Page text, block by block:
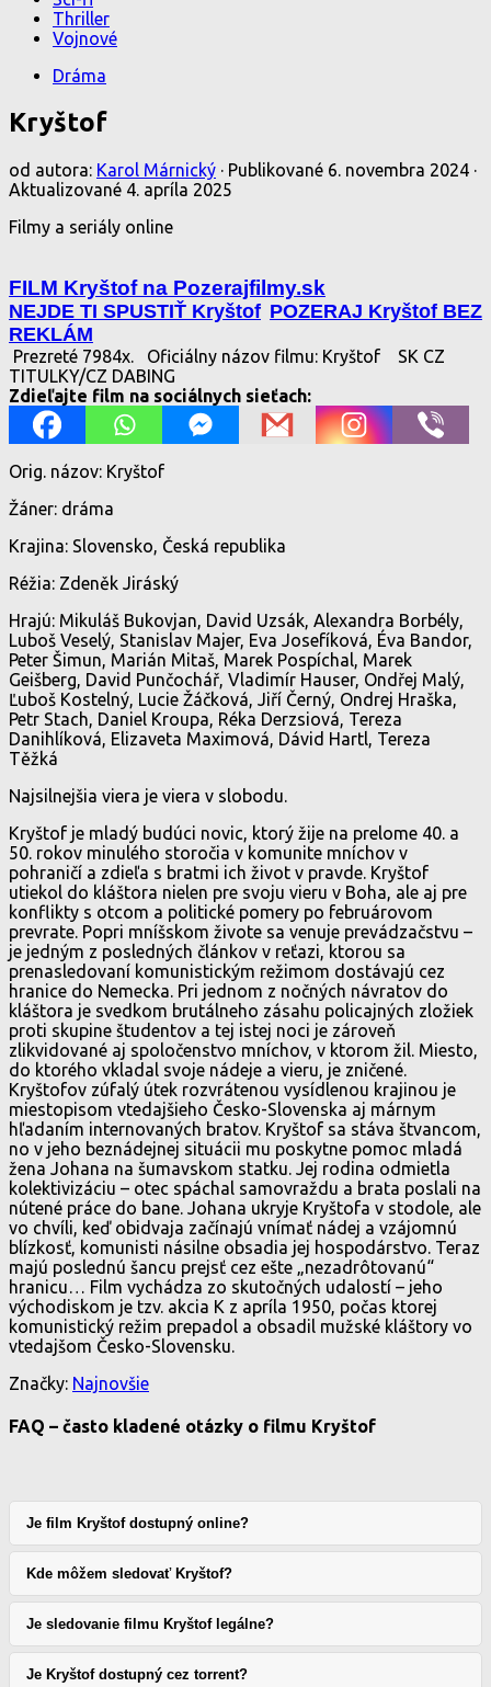
Thriller
Vojnové
Dráma
Kryštof
od autora: Karol Márnický · Publikované 6. novembra 2024 ·
Aktualizované 4. apríla 2025
Filmy a seriály online
FILM Kryštof na Pozerajfilmy.sk
NEJDE TI SPUSTIŤ Kryštof POZERAJ Kryštof BEZ
REKLÁM
Prezreté 7984x. Oficiálny názov filmu: Kryštof
SK CZ
TITULKY/CZ DABING
Zdieľajte film na sociálnych sieťach:
Orig. názov: Kryštof
Žáner: dráma
Krajina: Slovensko, Česká republika
Réžia: Zdeněk Jiráský
Hrajú: Mikuláš Bukovjan, David Uzsák, Alexandra Borbély,
Luboš Veselý, Stanislav Majer, Eva Josefíková, Éva Bandor,
Peter Šimun, Marián Mitaš, Marek Pospíchal, Marek
Geišberg, David Punčochář, Vladimír Hauser, Ondřej Malý,
Ľuboš Kostelný, Lucie Žáčková, Jiří Černý, Ondrej Hraška,
Petr Stach, Daniel Kroupa, Réka Derzsiová, Tereza
Danihlíková, Elizaveta Maximová, Dávid Hartl, Tereza
Těžká
Najsilnejšia viera je viera v slobodu.
Kryštof je mladý budúci novic, ktorý žije na prelome 40. a
50. rokov minulého storočia v komunite mníchov v
pohraničí a zdieľa s bratmi ich život v pravde. Kryštof
utiekol do kláštora nielen pre svoju vieru v Boha, ale aj pre
konflikty s otcom a politické pomery po februárovom
prevrate. Popri mníšskom živote sa venuje prevádzačstvu –
je jedným z posledných článkov v reťazi, ktorou sa
prenasledovaní komunistickým režimom dostávajú cez
hranice do Nemecka. Pri jednom z nočných návratov do
kláštora je svedkom brutálneho zásahu policajných zložiek
proti skupine študentov a tej istej noci je zároveň
zlikvidované aj spoločenstvo mníchov, v ktorom žil. Miesto,
do ktorého vkladal svoje nádeje a vieru, je zničené.
Kryštofov zúfalý útek rozvrátenou vysídlenou krajinou je
miestopisom vtedajšieho Česko-Slovenska aj márnym
hľadaním internovaných bratov. Kryštof sa stáva štvancom,
no v jeho beznádejnej situácii mu poskytne pomoc mladá
žena Johana na šumavskom statku. Jej rodina odmietla
kolektivizáciu – otec spáchal samovraždu a brata poslali na
nútené práce do bane. Johana ukryje Kryštofa v stodole, ale
vo chvíli, keď obidvaja začínajú vnímať nádej a vzájomnú
blízkosť, komunisti násilne obsadia jej hospodárstvo. Teraz
majú poslednú šancu prejsť cez ešte „nezadrôtovanú“
hranicu… Film vychádza zo skutočných udalostí – jeho
východiskom je tzv. akcia K z apríla 1950, počas ktorej
komunistický režim prepadol a obsadil mužské kláštory vo
vtedajšom Česko-Slovensku.
Značky: Najnovšie
FAQ – často kladené otázky o filmu Kryštof
Je film Kryštof dostupný online?
Kde môžem sledovať Kryštof?
Je sledovanie filmu Kryštof legálne?
Je Kryštof dostupný cez torrent?